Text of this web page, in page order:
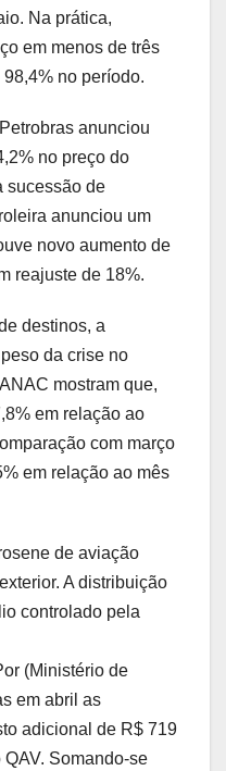
Na prática,
em menos de três
no período.
anunciou
no preço do
sucessão de
anunciou um
novo aumento de
reajuste de 18%.
destinos, a
da crise no
mostram que,
em relação ao
com março
em relação ao mês
de aviação
A distribuição
controlado pela
(Ministério de
em abril as
adicional de R$ 719
Somando-se